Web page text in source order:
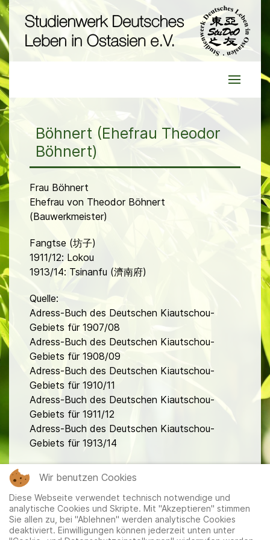
Böhnert (Ehefrau Theodor
Böhnert)
Frau Böhnert
Ehefrau von Theodor Böhnert
(Bauwerkmeister)
Fangtse (坊子)
1911/12: Lokou
1913/14: Tsinanfu (濟南府)
Quelle:
Adress-Buch des Deutschen Kiautschou-
Gebiets für 1907/08
Adress-Buch des Deutschen Kiautschou-
Gebiets für 1908/09
Adress-Buch des Deutschen Kiautschou-
Gebiets für 1910/11
Adress-Buch des Deutschen Kiautschou-
Gebiets für 1911/12
Adress-Buch des Deutschen Kiautschou-
Gebiets für 1913/14
Wir benutzen Cookies
Diese Webseite verwendet technisch notwendige und
analytische Cookies und Skripte. Mit "Akzeptieren" stimmen
Sie allen zu, bei "Ablehnen" werden analytische Cookies
deaktiviert. Einwilligungen können jederzeit unten unter